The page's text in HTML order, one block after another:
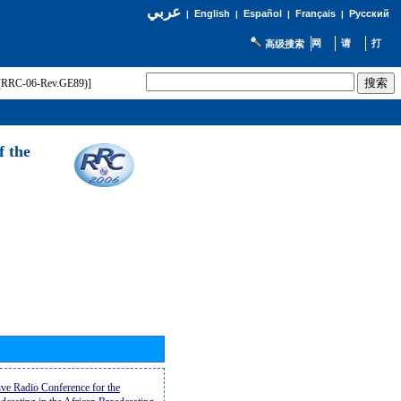
عربي| English | Español | Français| Русский
高级搜索
06-Rev.GE89)]
the
Radio Conference for the